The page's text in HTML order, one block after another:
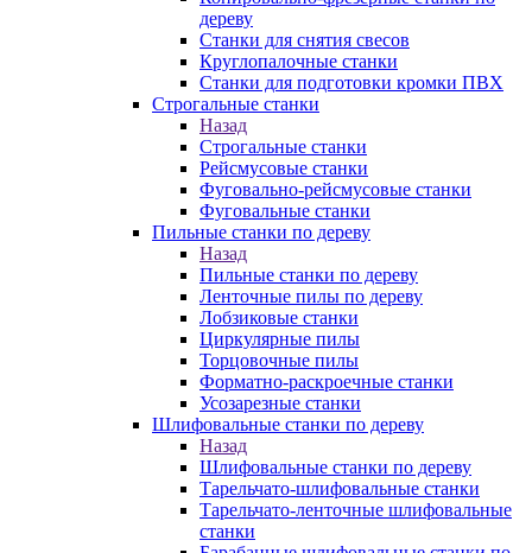
дереву
Станки для снятия свесов
Круглопалочные станки
Станки для подготовки кромки ПВХ
Строгальные станки
Назад
Строгальные станки
Рейсмусовые станки
Фуговально-рейсмусовые станки
Фуговальные станки
Пильные станки по дереву
Назад
Пильные станки по дереву
Ленточные пилы по дереву
Лобзиковые станки
Циркулярные пилы
Торцовочные пилы
Форматно-раскроечные станки
Усозарезные станки
Шлифовальные станки по дереву
Назад
Шлифовальные станки по дереву
Тарельчато-шлифовальные станки
Тарельчато-ленточные шлифовальные
станки